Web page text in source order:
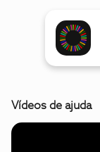
Vídeos de ajuda